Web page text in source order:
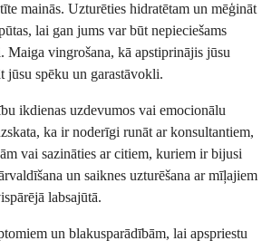
mainās. Uzturēties hidratētam un mēģināt
lai gan jums var būt nepieciešams
Maiga vingrošana, kā apstiprinājis jūsu
jūsu spēku un garastāvokli.
ikdienas uzdevumos vai emocionālu
ka ir noderīgi runāt ar konsultantiem,
vai sazināties ar citiem, kuriem ir bijusi
un saiknes uzturēšana ar mīļajiem
labsajūtā.
un blakusparādībām, lai apspriestu